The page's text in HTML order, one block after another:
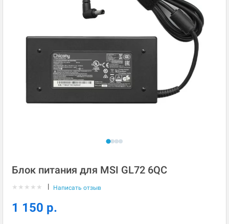
Блок питания для MSI GL72 6QC
★ ★ ★ ★ ★ | Написать отзыв
1 150 р.